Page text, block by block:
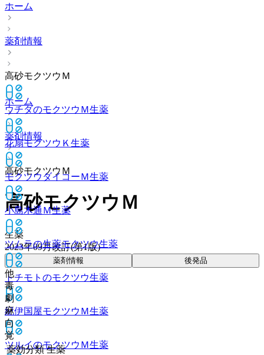
ホーム
薬剤情報
高砂モクツウＭ
ウチダのモクツウＭ生薬
花扇モクツウＫ 生薬
モクツウダイコーＭ生薬
小島木通Ｍ生薬
ツムラの生薬モクツウ生薬
トチモトのモクツウ生薬
紀伊国屋モクツウＭ生薬
ツルイのモクツウＭ生薬
ホーム
薬剤情報
高砂モクツウＭ
高砂モクツウＭ
生薬
2023年09月改訂(第1版)
薬剤情報 後発品
他
毒
劇
麻
向
覚
薬効分類 生薬